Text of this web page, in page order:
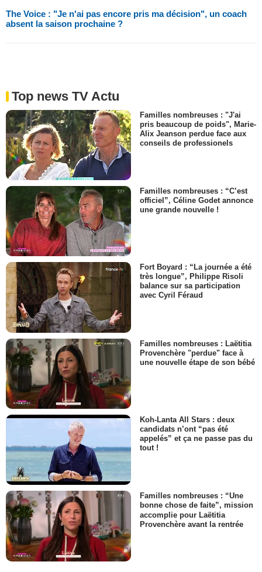
The Voice : "Je n'ai pas encore pris ma décision", un coach
absent la saison prochaine ?
Top news TV Actu
Familles nombreuses : "J'ai
pris beaucoup de poids", Marie-
Alix Jeanson perdue face aux
conseils de professionels
Familles nombreuses : “C’est
officiel”, Céline Godet annonce
une grande nouvelle !
Fort Boyard : “La journée a été
très longue”, Philippe Risoli
balance sur sa participation
avec Cyril Féraud
Familles nombreuses : Laëtitia
Provenchère "perdue" face à
une nouvelle étape de son bébé
Koh-Lanta All Stars : deux
candidats n’ont “pas été
appelés” et ça ne passe pas du
tout !
Familles nombreuses : “Une
bonne chose de faite”, mission
accomplie pour Laëtitia
Provenchère avant la rentrée